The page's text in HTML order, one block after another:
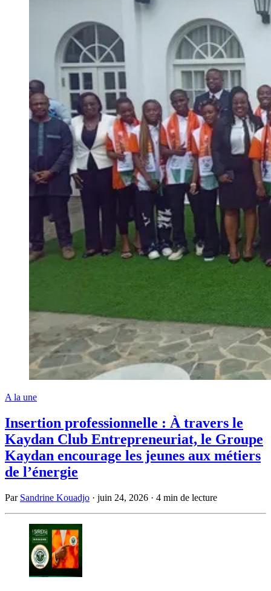
A la une
Insertion professionnelle : À travers le
Kaydan Club Entrepreneuriat, le Groupe
Kaydan encourage les jeunes aux métiers
de l’énergie
Par Sandrine Kouadjo · juin 24, 2026 · 4 min de lecture